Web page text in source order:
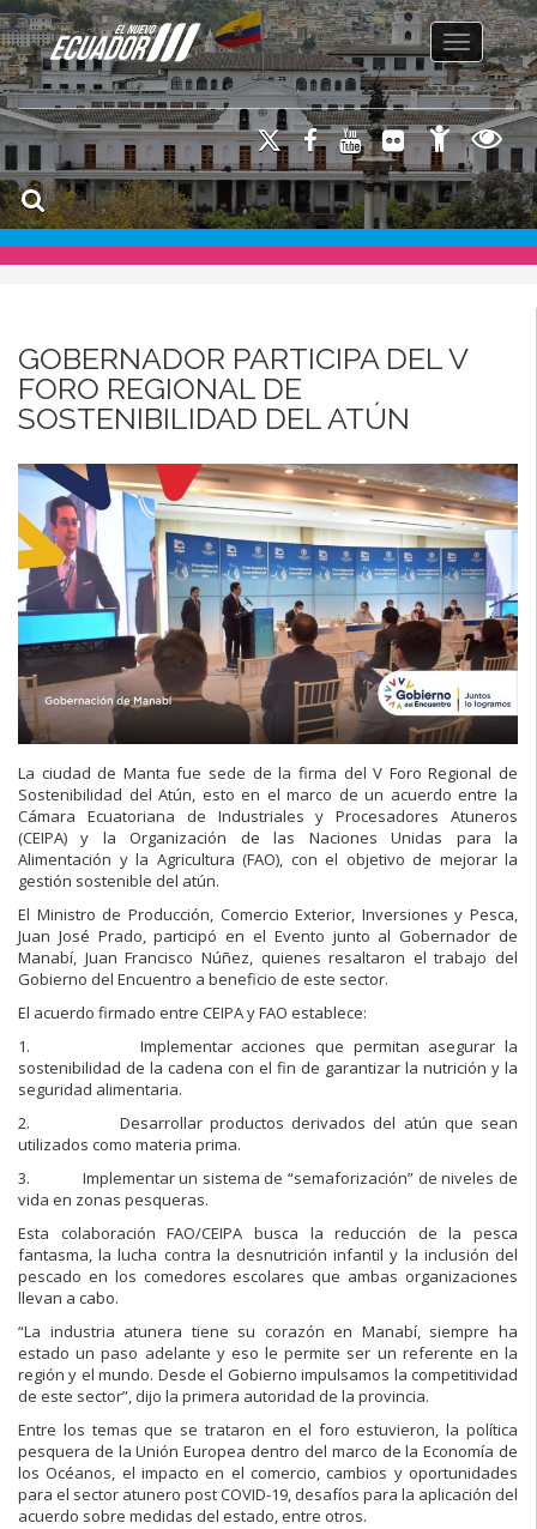
Toggle
GOBERNADOR PARTICIPA DEL V
FORO REGIONAL DE
SOSTENIBILIDAD DEL ATÚN
La ciudad de Manta fue sede de la firma del V Foro Regional de
Sostenibilidad del Atún, esto en el marco de un acuerdo entre la
Cámara Ecuatoriana de Industriales y Procesadores Atuneros
(CEIPA) y la Organización de las Naciones Unidas para la
Alimentación y la Agricultura (FAO), con el objetivo de mejorar la
gestión sostenible del atún.
El Ministro de Producción, Comercio Exterior, Inversiones y Pesca,
Juan José Prado, participó en el Evento junto al Gobernador de
Manabí, Juan Francisco Núñez, quienes resaltaron el trabajo del
Gobierno del Encuentro a beneficio de este sector.
El acuerdo firmado entre CEIPA y FAO establece:
1. Implementar acciones que permitan asegurar la
sostenibilidad de la cadena con el fin de garantizar la nutrición y la
seguridad alimentaria.
2. Desarrollar productos derivados del atún que sean
utilizados como materia prima.
3. Implementar un sistema de “semaforización” de niveles de
vida en zonas pesqueras.
Esta colaboración FAO/CEIPA busca la reducción de la pesca
fantasma, la lucha contra la desnutrición infantil y la inclusión del
pescado en los comedores escolares que ambas organizaciones
llevan a cabo.
“La industria atunera tiene su corazón en Manabí, siempre ha
estado un paso adelante y eso le permite ser un referente en la
región y el mundo. Desde el Gobierno impulsamos la competitividad
de este sector”, dijo la primera autoridad de la provincia.
Entre los temas que se trataron en el foro estuvieron, la política
pesquera de la Unión Europea dentro del marco de la Economía de
los Océanos, el impacto en el comercio, cambios y oportunidades
para el sector atunero post COVID-19, desafíos para la aplicación del
acuerdo sobre medidas del estado, entre otros.